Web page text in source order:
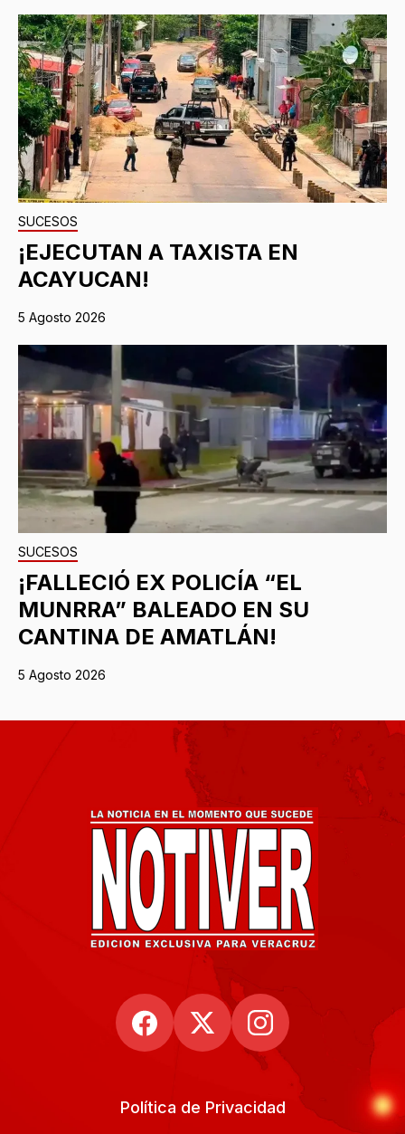
SUCESOS
¡EJECUTAN A TAXISTA EN
ACAYUCAN!
5 Agosto 2026
SUCESOS
¡FALLECIÓ EX POLICÍA “EL
MUNRRA” BALEADO EN SU
CANTINA DE AMATLÁN!
5 Agosto 2026
Política de Privacidad